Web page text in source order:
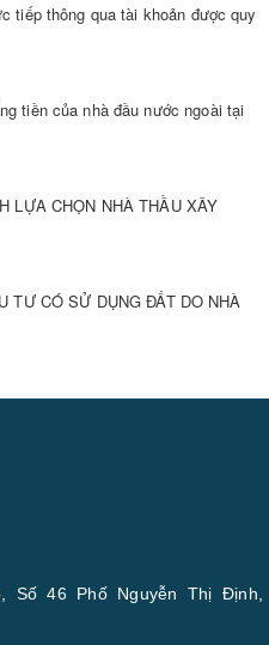
tiếp thông qua tài khoản được quy
tiền của nhà đầu nước ngoài tại
LỰA CHỌN NHÀ THẦU XÂY
TƯ CÓ SỬ DỤNG ĐẤT DO NHÀ
Số 46 Phố Nguyễn Thị Định,